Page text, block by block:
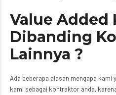
Value Added
Dibanding
Lainnya ?
Ada beberapa alasan mengapa kami
kami sebagai kontraktor anda,